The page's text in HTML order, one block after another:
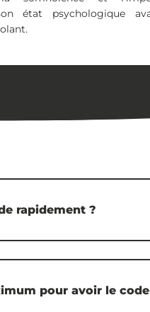
état psychologique
rapidement ?
pour avoir le